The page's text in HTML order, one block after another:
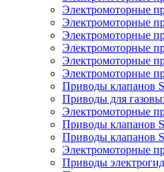
Электромоторные
Электромоторные
Электромоторные
Электромоторные
Электромоторные
Электромоторные
Приводы клапанов
Приводы для
Электромоторные
Приводы клапанов
Приводы клапанов
Электромоторные
Приводы